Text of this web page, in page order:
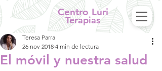
Centro Luri
Terapias
El móvil y nuestra salud
Teresa Parra
26 nov 2018 4 min de lectura